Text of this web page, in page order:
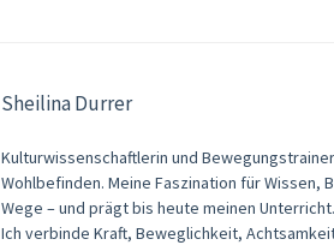
Sheilina Durrer
Kulturwissenschaftlerin und
Wohlbefinden. Meine Faszination für
Wege – und prägt bis heute meinen Unterricht.
Ich verbinde Kraft, Beweglichkeit,